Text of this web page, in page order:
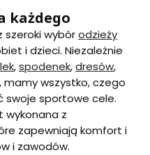
każdego
szeroki wybórodzieży
i dzieci. Niezależnie
,spodenek,dresów,
, mamy wszystko, czego
swoje sportowe cele.
wykonana z
zapewniają komfort i
i zawodów.